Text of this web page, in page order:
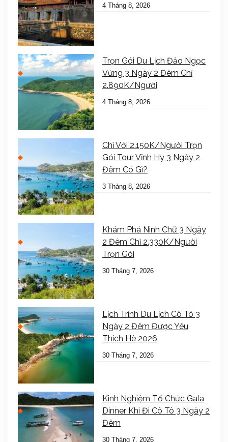
4 Tháng 8, 2026
Trọn Gói Du Lịch Đảo Ngọc
Vừng 3 Ngày 2 Đêm Chỉ
2.890K/Người
4 Tháng 8, 2026
Chỉ Với 2.150K/Người Trọn
Gói Tour Vĩnh Hy 3 Ngày 2
Đêm Có Gì?
3 Tháng 8, 2026
Khám Phá Ninh Chữ 3 Ngày
2 Đêm Chỉ 2.330K/Người
Trọn Gói
30 Tháng 7, 2026
Lịch Trình Du Lịch Cô Tô 3
Ngày 2 Đêm Được Yêu
Thích Hè 2026
30 Tháng 7, 2026
Kinh Nghiệm Tổ Chức Gala
Dinner Khi Đi Cô Tô 3 Ngày 2
Đêm
30 Tháng 7, 2026